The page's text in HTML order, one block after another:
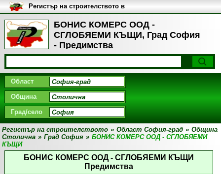
БОНИС КОМЕРС ООД -
СГЛОБЯЕМИ КЪЩИ, Град София
- Предимства
Регистър на строителството в
България
Област
Община
Град/село
Регистър на строителството » Област София-град » Община
Столична » Град София » БОНИС КОМЕРС ООД - СГЛОБЯЕМИ
КЪЩИ
БОНИС КОМЕРС ООД - СГЛОБЯЕМИ КЪЩИ
Предимства